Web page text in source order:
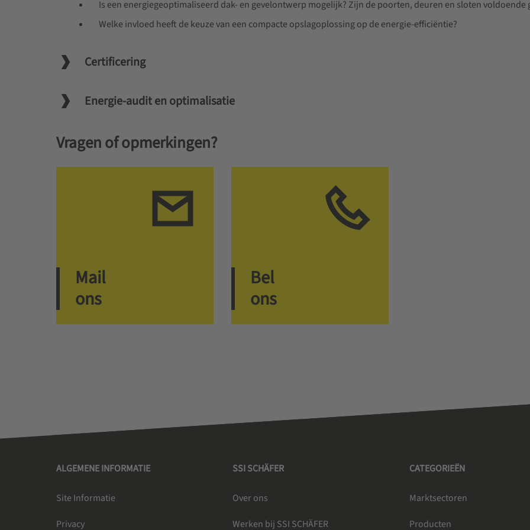
Is een energiegeoptimaliseerd dak- en gevelontwerp mogelijk? Zijn de poorten, deuren en sloten voldoende
Welke invloed heeft de keuze van een compacte opslagoplossing op de energie-efficiëntie?
Certificering
Energie-audit en optimalisatie
Vragen of opmerkingen?
Mail
ons
Bel
ons
ALGEMENE INFORMATIE
Site Informatie
Privacy
SSI SCHÄFER
Over ons
Werken bij SSI SCHÄFER
CATEGORIEËN
Marktsectoren
Producten